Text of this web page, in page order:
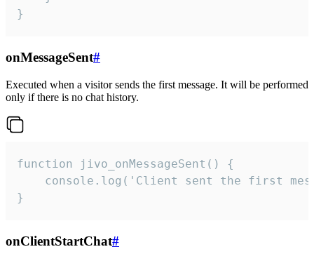
}
onMessageSent#
Executed when a visitor sends the first message. It will be performed
only if there is no chat history.
function jivo_onMessageSent() {
console.log('Client sent the first
}
onClientStartChat#